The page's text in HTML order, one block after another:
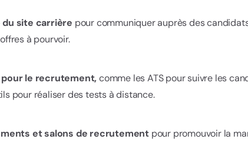
site carrière pour communiquer auprès des
à pourvoir.
le recrutement, comme lesATS pour suivre les
pour réaliser des tests à distance.
et salons de recrutement pour promouvoir la